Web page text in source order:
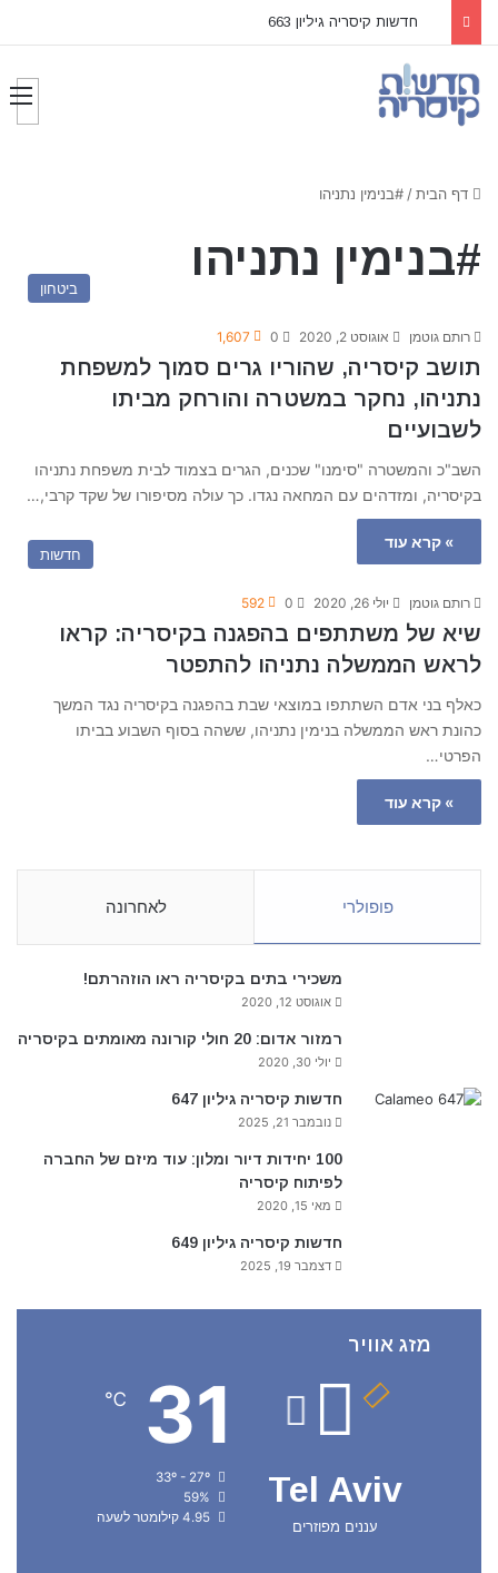
חדשות קיסריה גיליון 663
דף הבית/ #בנימין נתניהו
#בנימין נתניהו
ביטחון
רותם גוטמן אוגוסט 2, 2020 0
1,607
תושב קיסריה, שהוריו גרים סמוך למשפחת
נתניהו, נחקר במשטרה והורחק מביתו
לשבועיים
השב"כ והמשטרה "סימנו" שכנים, הגרים בצמוד לבית משפחת נתניהו
בקיסריה, ומזדהים עם המחאה נגדו. כך עולה מסיפורו של שקד קרבי,…
» קרא עוד
חדשות
רותם גוטמן יולי 26, 2020 0
592
שיא של משתתפים בהפגנה בקיסריה: קראו
לראש הממשלה נתניהו להתפטר
כאלף בני אדם השתתפו במוצאי שבת בהפגנה בקיסריה נגד המשך
כהונת ראש הממשלה בנימין נתניהו, ששהה בסוף השבוע בביתו
הפרטי…
» קרא עוד
פופולרי לאחרונה
משכירי בתים בקיסריה ראו הוזהרתם!
אוגוסט 12, 2020
רמזור אדום: 20 חולי קורונה מאומתים בקיסריה
יולי 30, 2020
חדשות קיסריה גיליון 647
נובמבר 21, 2025
100 יחידות דיור ומלון: עוד מיזם של החברה
לפיתוח קיסריה
מאי 15, 2020
חדשות קיסריה גיליון 649
דצמבר 19, 2025
מזג אוויר
Tel Aviv
עננים מפוזרים
31
℃
33º - 27º
59%
4.95 קילומטר לשעה